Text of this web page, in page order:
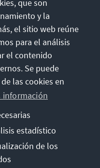
ahora
de uso
que son
y la
el sitio web reúne
para el análisis
el contenido
Se puede
las cookies en
información
estadístico
de los